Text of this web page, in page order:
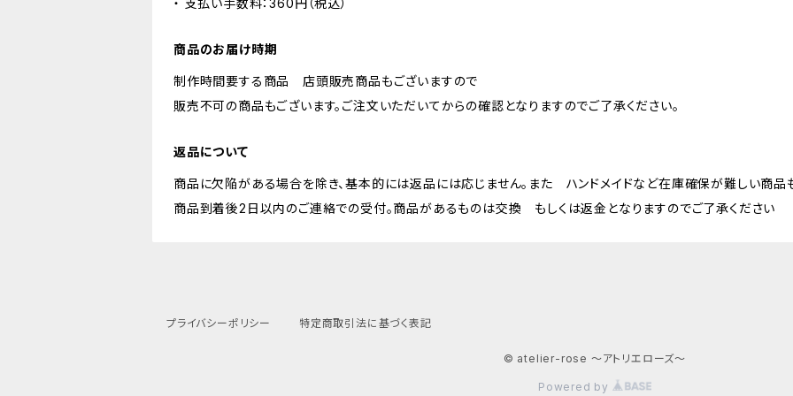
・ 支払い手数料：360円（税込）
商品のお届け時期
制作時間要する商品 店頭販売商品もございますので
販売不可の商品もございます。ご注文いただいてからの確認となりますのでご了承ください。
返品について
商品に欠陥がある場合を除き、基本的には返品には応じません。また ハンドメイドなど在庫確保が難しい商品も
商品到着後2日以内のご連絡での受付。商品があるものは交換 もしくは返金となりますのでご了承ください
プライバシーポリシー 特定商取引法に基づく表記
© atelier-rose ～アトリエローズ～
Powered by